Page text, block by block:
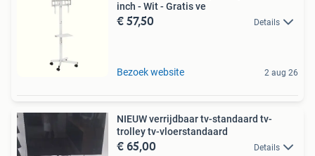
inch - Wit - Gratis ve
€ 57,50 Details
Bezoek website 2 aug 26
NIEUW verrijdbaar tv-standaard tv-
trolley tv-vloerstandaard
€ 65,00 Details